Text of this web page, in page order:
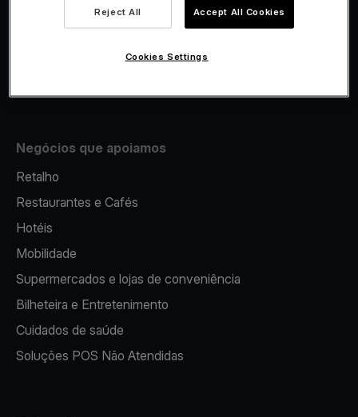
Fiscalidade
Negócios que apoiamos
Retalho
Restaurantes e Cafés
Hotéis
Mobilidade
Supermercados e lojas de conveniência
Bilheteira e Entretenimento
Cuidados de saúde
Soluções POS Não Atendidas
Reject All Accept All Cookies
Cookies Settings